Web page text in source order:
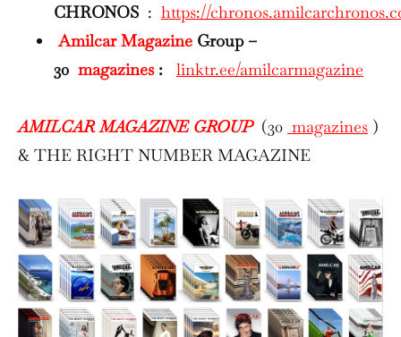
CHRONOS : https://
Amilcar Magazine Group –
30 magazines: linktr.ee/amilcarmagazine
AMILCAR MAGAZINE GROUP (30 magazines )
& THE RIGHT NUMBER MAGAZINE